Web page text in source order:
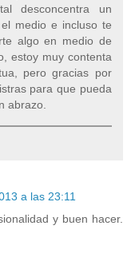
desconcentra un
medio e incluso te
algo en medio de
estoy muy contenta
pero gracias por
para que pueda
abrazo.
a las 23:11
y buen hacer.